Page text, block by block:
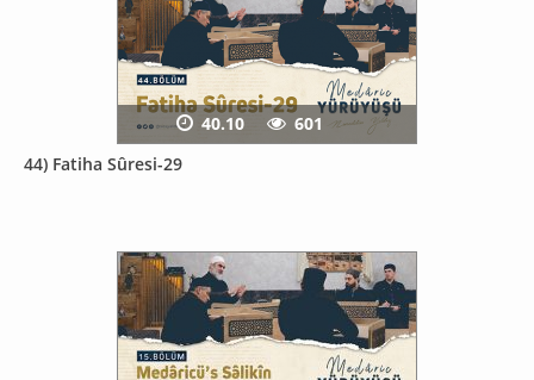
44) Fatiha Sûresi-29
40.10 601